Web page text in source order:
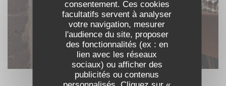
consentement. Ces cookies
facultatifs servent à analyser
votre navigation, mesurer
l'audience du site, proposer
des fonctionnalités (ex : en
lien avec les réseaux
sociaux) ou afficher des
publicités ou contenus